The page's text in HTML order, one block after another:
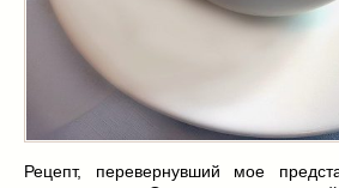
Рецепт, перевернувший мое